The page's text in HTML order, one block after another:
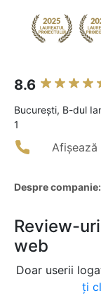
8.6
Bucureşti, B-dul
1
Afișează
Despre companie:
Review-
web
Doar userii
ți